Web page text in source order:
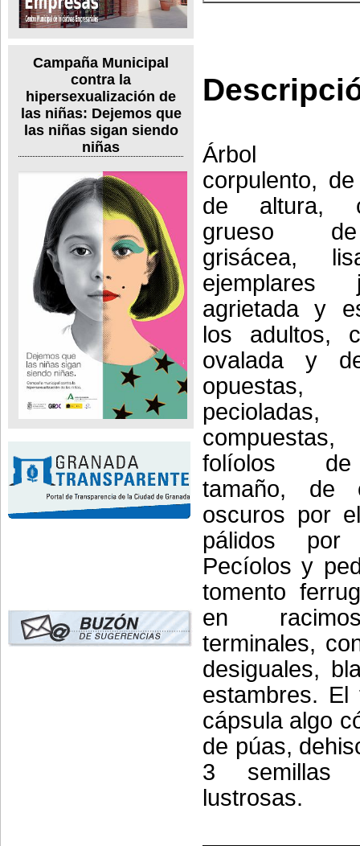
Campaña Municipal
contra la
hipersexualización de
las niñas: Dejemos que
las niñas sigan siendo
niñas
Árbol
corpulento,
de altura,
grueso
grisácea,
agrietada y
los adultos,
ovalada y
opuestas,
pecioladas,
folíolos de
tamaño, de
oscuros por
pálidos
Pecíolos y
tomento
en
terminales,
desiguales,
estambres.
cápsula algo
de púas,
3 semillas
lustrosas.